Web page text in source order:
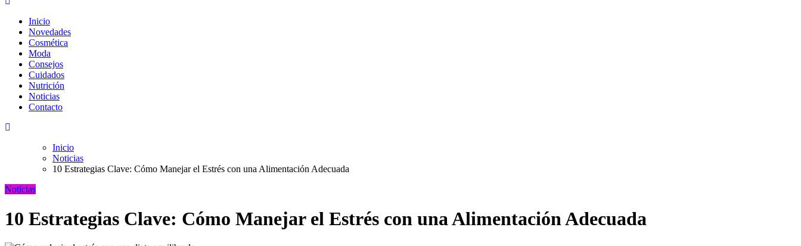
Inicio
Novedades
Cosmética
Moda
Consejos
Cuidados
Nutrición
Noticias
Contacto
Inicio
Noticias
10 Estrategias Clave: Cómo Manejar el Estrés con una Alimentación Adecuada
Noticias
10 Estrategias Clave: Cómo Manejar el Estrés con una Alimentación Adecuada